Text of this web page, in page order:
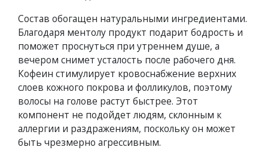
Состав обогащен натуральными ингредиентами.
Благодаря ментолу продукт подарит бодрость и
поможет проснуться при утреннем душе, а
вечером снимет усталость после рабочего дня.
Кофеин стимулирует кровоснабжение верхних
слоев кожного покрова и фолликулов, поэтому
волосы на голове растут быстрее. Этот
компонент не подойдет людям, склонным к
аллергии и раздражениям, поскольку он может
быть чрезмерно агрессивным.